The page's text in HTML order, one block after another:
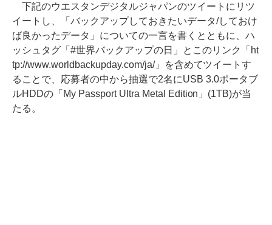
下記のウエスタンデジタルジャパンのツイートにリツ
イートし、「バックアップしておきたいデータ/しておけ
ば良かったデータ」についての一言を書くとともに、ハ
ッシュタグ「#世界バックアップの日」とこのリンク「ht
tp://www.worldbackupday.com/ja/」を含めてツイートす
ることで、応募者の中から抽選で2名にUSB 3.0ポータブ
ルHDDの「My Passport Ultra Metal Edition」(1TB)が当
たる。